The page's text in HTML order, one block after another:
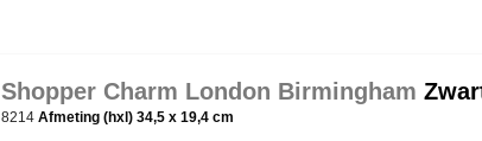
Shopper Charm London Birmingham
8214Afmeting (hxl) 34,5 x 19,4 cm